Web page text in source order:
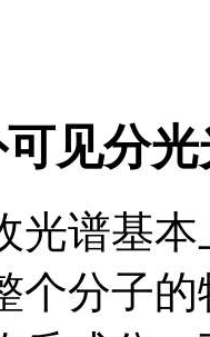
见分
光谱基
个分子